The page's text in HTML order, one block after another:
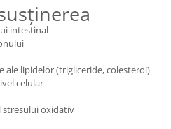
intestinal
lipidelor (trigliceride, colesterol)
celular
oxidativ